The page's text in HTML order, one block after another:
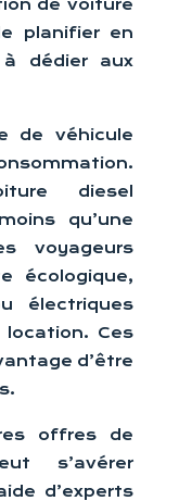
de voiture
planifier en
dédier aux
de véhicule
diesel
qu’une
voyageurs
écologique,
électriques
Ces
d’être
offres de
s’avérer
d’experts